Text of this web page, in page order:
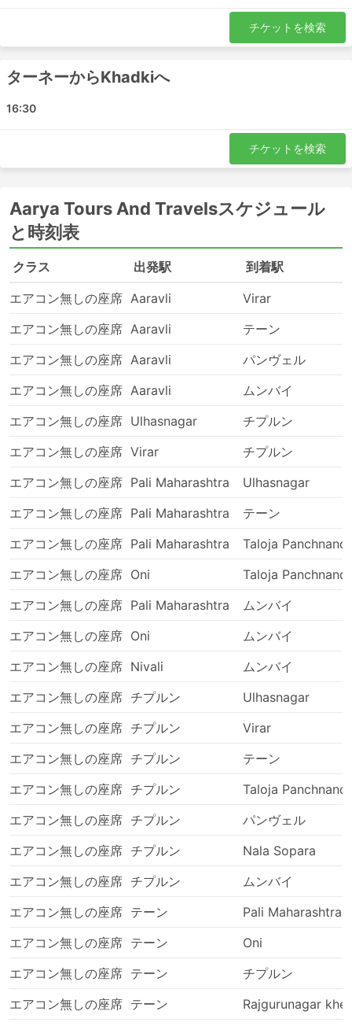
チケットを検索
ターネーからKhadkiへ
16:30
チケットを検索
Aarya Tours And Travelsスケジュール
と時刻表
クラス 出発駅
到着駅
エアコン無しの座席 Aaravli
Virar
エアコン無しの座席 Aaravli
テーン
エアコン無しの座席 Aaravli
パンヴェル
エアコン無しの座席 Aaravli
ムンバイ
エアコン無しの座席 Ulhasnagar
チプルン
エアコン無しの座席 Virar
チプルン
エアコン無しの座席 Pali Maharashtra
Ulhasnagar
エアコン無しの座席 Pali Maharashtra
テーン
エアコン無しの座席 Pali Maharashtra
Taloja Panchnand
エアコン無しの座席 Oni
Taloja Panchnand
エアコン無しの座席 Pali Maharashtra
ムンバイ
エアコン無しの座席 Oni
ムンバイ
エアコン無しの座席 Nivali
ムンバイ
エアコン無しの座席 チプルン
Ulhasnagar
エアコン無しの座席 チプルン
Virar
エアコン無しの座席 チプルン
テーン
エアコン無しの座席 チプルン
Taloja Panchnand
エアコン無しの座席 チプルン
パンヴェル
エアコン無しの座席 チプルン
Nala Sopara
エアコン無しの座席 チプルン
ムンバイ
エアコン無しの座席 テーン
Pali Maharashtra
エアコン無しの座席 テーン
Oni
エアコン無しの座席 テーン
チプルン
エアコン無しの座席 テーン
Rajgurunagar